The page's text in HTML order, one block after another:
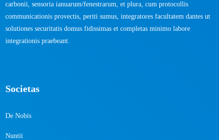
carbonii, sensoria ianuarum/fenestrarum, et plura, cum protocollis
communicationis provectis, periti sumus, integratores facultatem dantes ut
solutiones securitatis domus fidissimas et completas minimo labore
integrationis praebeant.
Societas
De Nobis
Nuntii